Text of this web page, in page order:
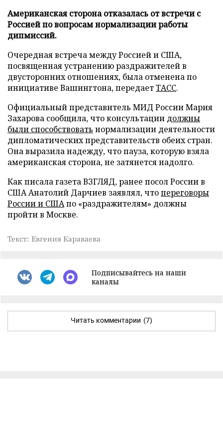
Американская сторона отказалась от встречи с
Россией по вопросам нормализации работы
дипмиссий.
Очередная встреча между Россией и США,
посвященная устранению раздражителей в
двусторонних отношениях, была отменена по
инициативе Вашингтона, передаетТАСС.
Официальный представитель МИД России Мария
Захарова сообщила, что консультации должны
были способствовать нормализации деятельности
дипломатических представительств обеих стран.
Она выразила надежду, что пауза, которую взяла
американская сторона, не затянется надолго.
Как писала газета ВЗГЛЯД, ранее посол России в
США Анатолий Дарчиев заявлял, чтопереговоры
России и СШАпо «раздражителям» должны
пройти в Москве.
Текст: Евгения Караваева
Подписывайтесь на наши
каналы
Читать комментарии (7)